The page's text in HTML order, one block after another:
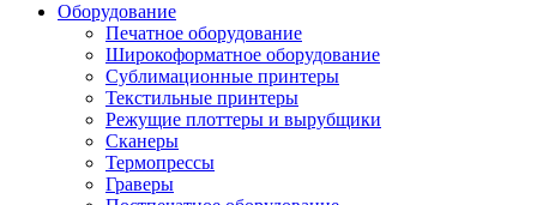
Оборудование
Печатное оборудование
Широкоформатное оборудование
Сублимационные принтеры
Текстильные принтеры
Режущие плоттеры и вырубщики
Сканеры
Термопрессы
Граверы